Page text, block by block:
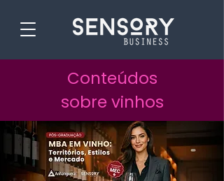
Conteúdos
sobre vinhos